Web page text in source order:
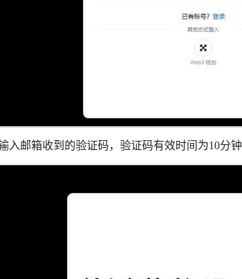
入邮箱收到的验证码，验证码有效时间为10分钟